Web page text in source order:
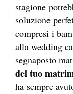
stagione
soluzione
compresi i
alla wedding
segnaposto
del tuo
ha sempre